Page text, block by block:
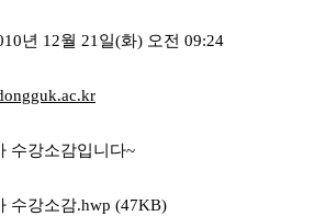
년 12월 21일(화) 오전 09:24
수강소감입니다~
수강소감.hwp (47KB)